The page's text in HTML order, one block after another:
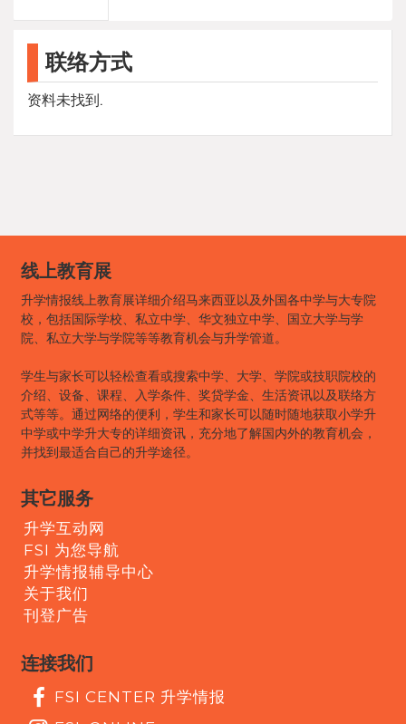
联络方式
资料未找到.
线上教育展
升学情报线上教育展详细介绍马来西亚以及外国各中学与大专院
校，包括国际学校、私立中学、华文独立中学、国立大学与学
院、私立大学与学院等等教育机会与升学管道。
学生与家长可以轻松查看或搜索中学、大学、学院或技职院校的
介绍、设备、课程、入学条件、奖贷学金、生活资讯以及联络方
式等等。通过网络的便利，学生和家长可以随时随地获取小学升
中学或中学升大专的详细资讯，充分地了解国内外的教育机会，
并找到最适合自己的升学途径。
其它服务
升学互动网
FSI 为您导航
升学情报辅导中心
关于我们
刊登广告
连接我们
FSI CENTER 升学情报